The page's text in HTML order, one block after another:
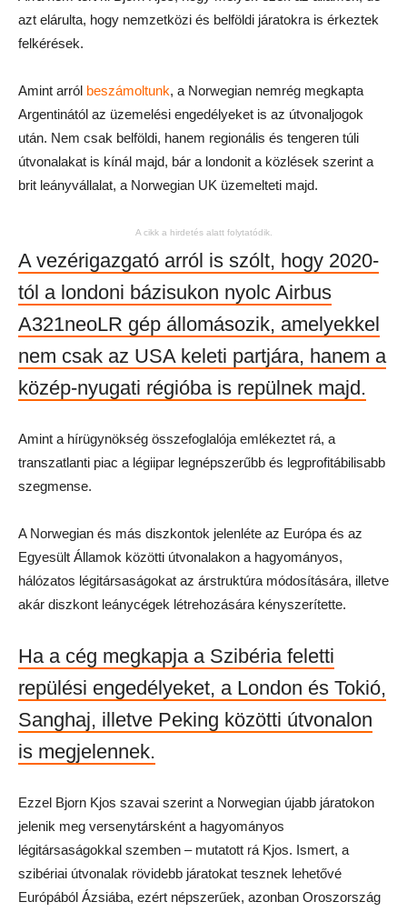
azt elárulta, hogy nemzetközi és belföldi járatokra is érkeztek
felkérések.
Amint arról beszámoltunk, a Norwegian nemrég megkapta
Argentinától az üzemelési engedélyeket is az útvonaljogok
után. Nem csak belföldi, hanem regionális és tengeren túli
útvonalakat is kínál majd, bár a londonit a közlések szerint a
brit leányvállalat, a Norwegian UK üzemelteti majd.
A cikk a hirdetés alatt folytatódik.
A vezérigazgató arról is szólt, hogy 2020-
tól a londoni bázisukon nyolc Airbus
A321neoLR gép állomásozik, amelyekkel
nem csak az USA keleti partjára, hanem a
közép-nyugati régióba is repülnek majd.
Amint a hírügynökség összefoglalója emlékeztet rá, a
transzatlanti piac a légiipar legnépszerűbb és legprofitábilisabb
szegmense.
A Norwegian és más diszkontok jelenléte az Európa és az
Egyesült Államok közötti útvonalakon a hagyományos,
hálózatos légitársaságokat az árstruktúra módosítására, illetve
akár diszkont leánycégek létrehozására kényszerítette.
Ha a cég megkapja a Szibéria feletti
repülési engedélyeket, a London és Tokió,
Sanghaj, illetve Peking közötti útvonalon
is megjelennek.
Ezzel Bjorn Kjos szavai szerint a Norwegian újabb járatokon
jelenik meg versenytársként a hagyományos
légitársaságokkal szemben – mutatott rá Kjos. Ismert, a
szibériai útvonalak rövidebb járatokat tesznek lehetővé
Európából Ázsiába, ezért népszerűek, azonban Oroszország